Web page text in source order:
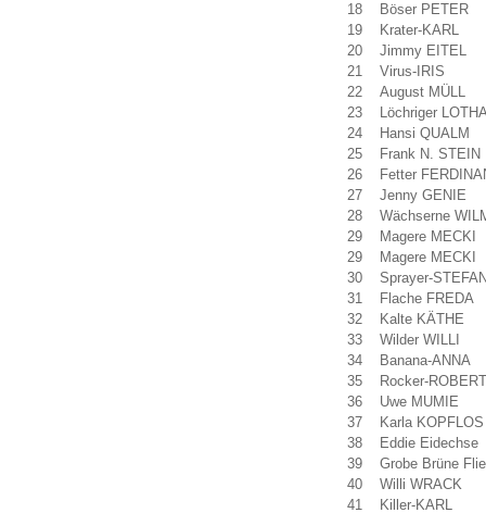
18
Böser PETER
19
Krater-KARL
20
Jimmy EITEL
21
Virus-IRIS
22
August MÜLL
23
Löchriger
24
Hansi QUALM
25
Frank N. STEIN
26
Fetter
27
Jenny GENIE
28
Wächserne
29
Magere MECKI
29
Magere MECKI
30
Sprayer-
31
Flache FREDA
32
Kalte KÄTHE
33
Wilder WILLI
34
Banana-ANNA
35
Rocker-ROBERT
36
Uwe MUMIE
37
Karla KOPFLOS
38
Eddie Eidechse
39
Grobe Brüne
40
Willi WRACK
41
Killer-KARL